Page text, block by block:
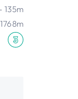
135m